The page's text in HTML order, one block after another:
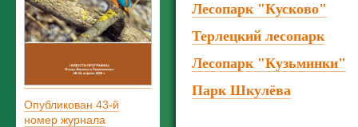
Опубликован 43-й
номер журнала
Лесопарк "Кусково"
Терлецкий лесопарк
Лесопарк "Кузьминки"
Парк Шкулёва